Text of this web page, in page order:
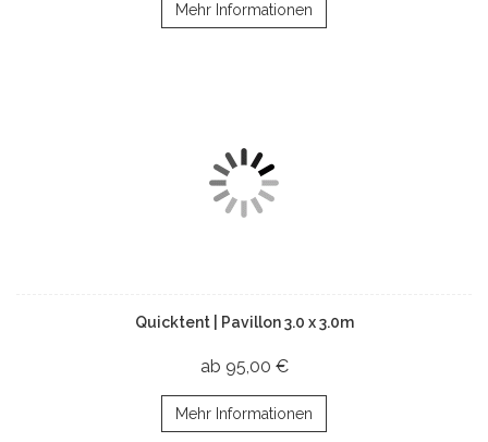
Mehr Informationen
Quicktent | Pavillon 3.0 x 3.0m
ab 95,00 €
Mehr Informationen